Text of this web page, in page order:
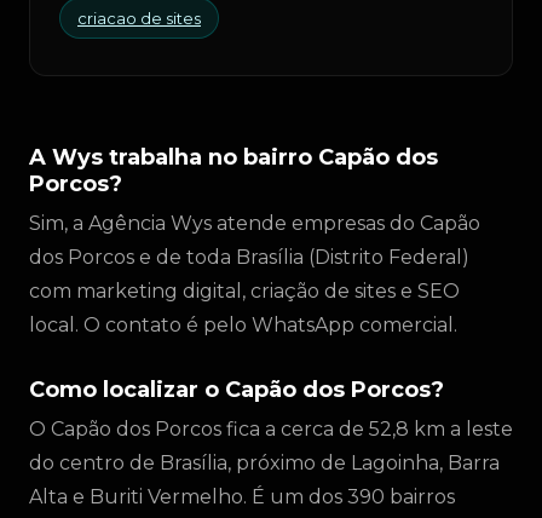
criacao de sites
A Wys trabalha no bairro Capão dos
Porcos?
Sim, a Agência Wys atende empresas do Capão
dos Porcos e de toda Brasília (Distrito Federal)
com marketing digital, criação de sites e SEO
local. O contato é pelo WhatsApp comercial.
Como localizar o Capão dos Porcos?
O Capão dos Porcos fica a cerca de 52,8 km a leste
do centro de Brasília, próximo de Lagoinha, Barra
Alta e Buriti Vermelho. É um dos 390 bairros